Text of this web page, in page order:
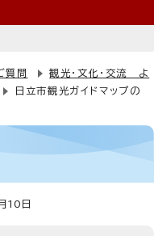
質問
観光・文化・交流 よ
日立市観光ガイドマップの
10日